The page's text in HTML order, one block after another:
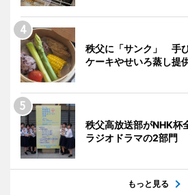
秩父に「サンク」 手
ケーキやせいろ蒸し提
秩父高放送部がNHK
ラジオドラマの2部門
もっと見る